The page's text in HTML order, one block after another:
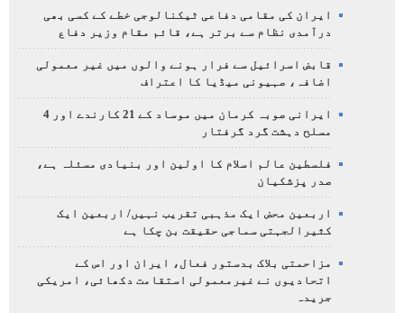
ایران کی مقامی دفاعی ٹیکنالوجی خطے کے کسی بھی
درآمدی نظام سے برتر ہے، قائم مقام وزیر دفاع
قابض اسرائیل سے فرار ہونے والوں میں غیر معمولی
اضافہ، صہیونی میڈیا کا اعتراف
ایرانی صوبہ کرمان میں موساد کے 21 کارندے اور 4
مسلح دہشت گرد گرفتار
فلسطین عالم اسلام کا اولین اور بنیادی مسئلہ ہے،
صدر پزشکیان
اربعین محض ایک مذہبی تقریب نہیں/ اربعین ایک
کثیرالجہتی سماجی حقیقت بن چکا ہے
مزاحمتی بلاک بدستور فعال، ایران اور اس کے
اتحادیوں نے غیرمعمولی استقامت دکھائی، امریکی
جریدہ